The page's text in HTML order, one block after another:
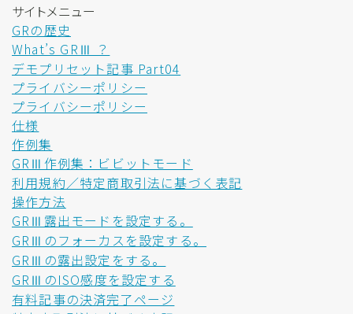
サイトメニュー
GRの歴史
What’s GRⅢ ？
デモプリセット記事 Part04
プライバシーポリシー
プライバシーポリシー
仕様
作例集
GRⅢ作例集：ビビットモード
利用規約／特定商取引法に基づく表記
操作方法
GRⅢ露出モードを設定する。
GRⅢのフォーカスを設定する。
GRⅢの露出設定をする。
GRⅢのISO感度を設定する
有料記事の決済完了ページ